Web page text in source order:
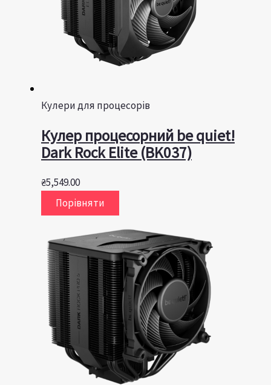
Кулери для процесорів
Кулер процесорний be quiet!
Dark Rock Elite (BK037)
₴5,549.00
Порівняти